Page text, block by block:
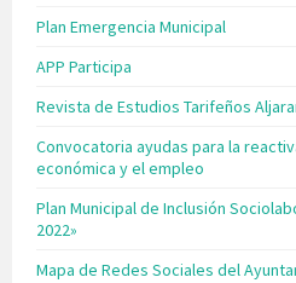
Plan Emergencia Municipal
APP Participa
Revista de Estudios Tarifeños
Convocatoria ayudas para la
económica y el empleo
Plan Municipal de Inclusión
2022»
Mapa de Redes Sociales del